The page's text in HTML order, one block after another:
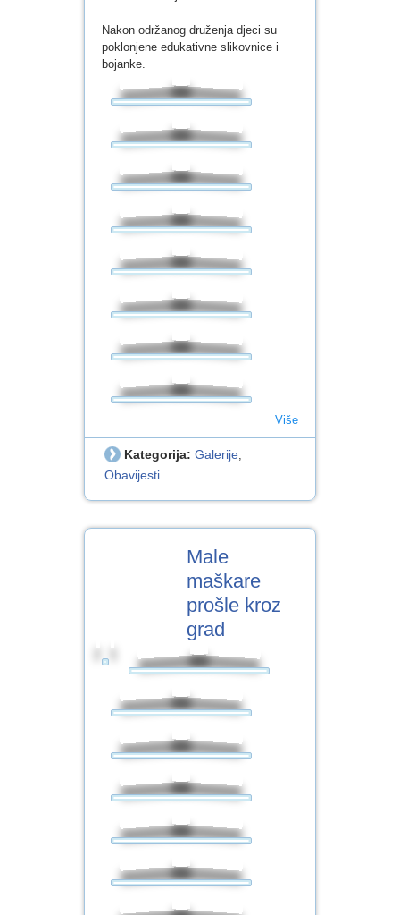
Nakon održanog druženja djeci su
poklonjene edukativne slikovnice i
bojanke.
Više
Kategorija: Galerije
Obavijesti
Male
maškare
prošle kroz
grad